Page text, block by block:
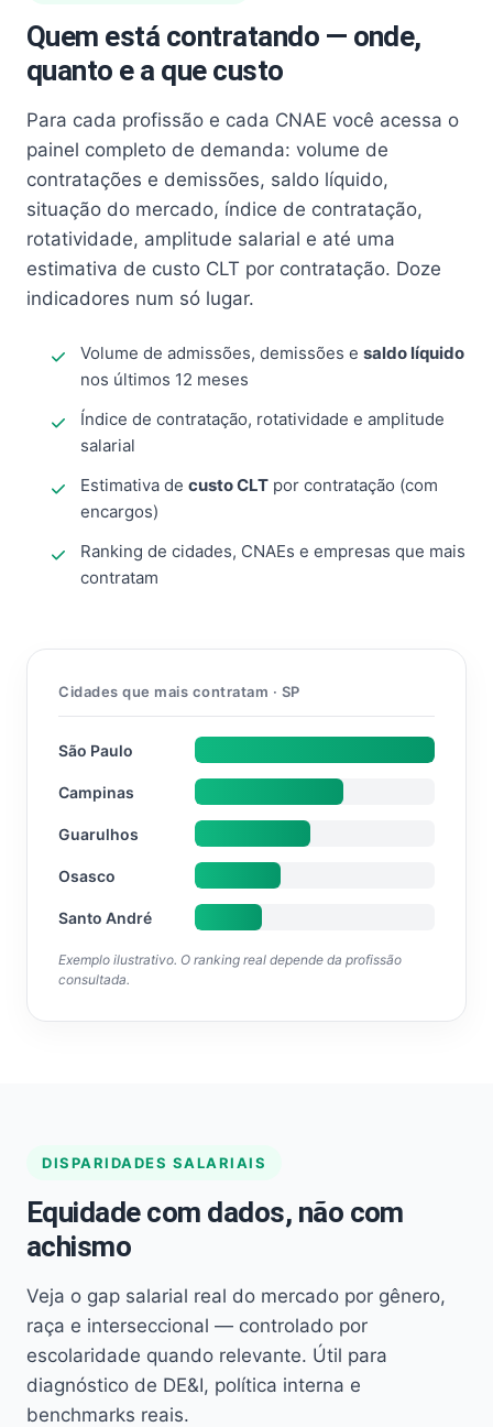
Quem está contratando — onde,
quanto e a que custo
Para cada profissão e cada CNAE você acessa o
painel completo de demanda: volume de
contratações e demissões, saldo líquido,
situação do mercado, índice de contratação,
rotatividade, amplitude salarial e até uma
estimativa de custo CLT por contratação. Doze
indicadores num só lugar.
Volume de admissões, demissões e saldo líquido
nos últimos 12 meses
Índice de contratação, rotatividade e amplitude
salarial
Estimativa de custo CLT por contratação (com
encargos)
Ranking de cidades, CNAEs e empresas que mais
contratam
Cidades que mais contratam · SP
São Paulo
Campinas
Guarulhos
Osasco
Santo André
Exemplo ilustrativo. O ranking real depende da profissão
consultada.
DISPARIDADES SALARIAIS
Equidade com dados, não com
achismo
Veja o gap salarial real do mercado por gênero,
raça e interseccional — controlado por
escolaridade quando relevante. Útil para
diagnóstico de DE&I, política interna e
benchmarks reais.